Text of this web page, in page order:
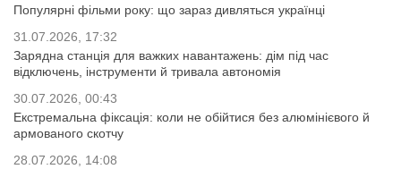
Популярні фільми року: що зараз дивляться українці
31.07.2026, 17:32
Зарядна станція для важких навантажень: дім під час
відключень, інструменти й тривала автономія
30.07.2026, 00:43
Екстремальна фіксація: коли не обійтися без алюмінієвого й
армованого скотчу
28.07.2026, 14:08